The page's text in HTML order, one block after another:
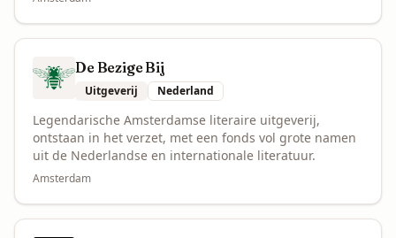
De Bezige Bij
Uitgeverij Nederland
Legendarische Amsterdamse literaire uitgeverij,
ontstaan in het verzet, met een fonds vol grote namen
uit de Nederlandse en internationale literatuur.
Amsterdam